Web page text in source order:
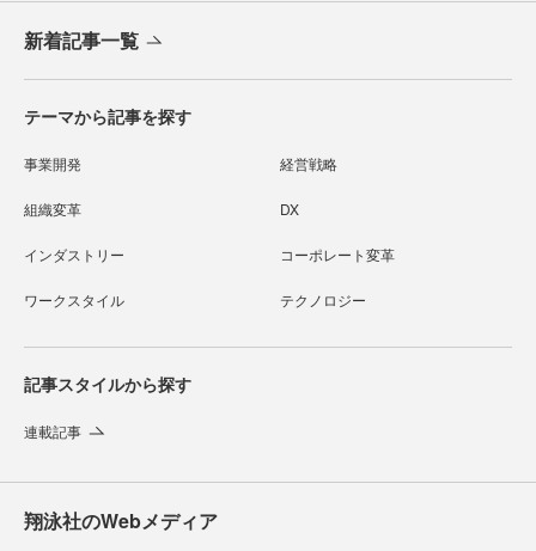
新着記事一覧
テーマから記事を探す
事業開発 経営戦略
組織変革 DX
インダストリー コーポレート変革
ワークスタイル テクノロジー
記事スタイルから探す
連載記事
翔泳社のWebメディア